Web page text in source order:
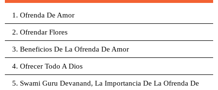
1. Ofrenda De Amor
2. Ofrendar Flores
3. Beneficios De La Ofrenda De Amor
4. Ofrecer Todo A Dios
5. Swami Guru Devanand, La Importancia De La Ofrenda De